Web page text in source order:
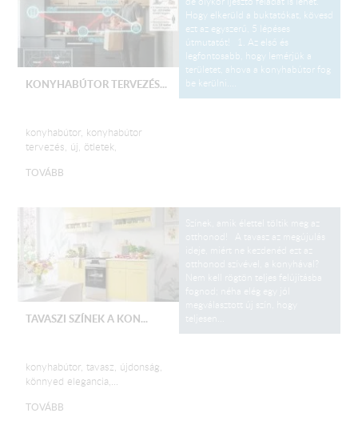
KONYHABÚTOR TERVEZÉS...
konyhabútor, konyhabútor
tervezés, új, ötletek,
TOVÁBB
Hogy elkerüld a buktatókat, kövesd
ezt az egyszerű, 5 lépéses
útmutatót! 1. Az első és
legfontosabb, hogy lemérjük a
területet, ahova a konyhabútor fog
be kerülni....
TAVASZI SZÍNEK A KON...
konyhabútor, tavasz, újdonság,
könnyed elegancia,...
TOVÁBB
Színek, amik élettel töltik meg az
otthonod! A tavasz az megújulás
ideje, miért ne kezdenéd ezt az
otthonod szívével, a konyhával?
Nem kell rögtön teljes felújításba
fognod; néha elég egy jól
megválasztott új szín, hogy
teljesen...